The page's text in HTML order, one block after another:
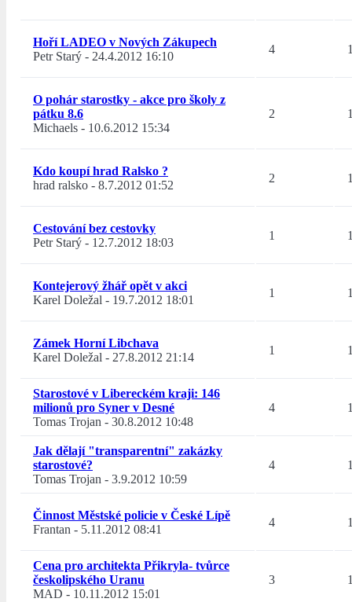
Hoří LADEO v Nových Zákupech
Petr Starý - 24.4.2012 16:10
4
O pohár starostky - akce pro školy z
pátku 8.6
Michaels - 10.6.2012 15:34
2
Kdo koupí hrad Ralsko ?
hrad ralsko - 8.7.2012 01:52
2
Cestování bez cestovky
Petr Starý - 12.7.2012 18:03
1
Kontejerový žhář opět v akci
Karel Doležal - 19.7.2012 18:01
1
Zámek Horní Libchava
Karel Doležal - 27.8.2012 21:14
1
Starostové v Libereckém kraji: 146
milionů pro Syner v Desné
Tomas Trojan - 30.8.2012 10:48
4
Jak dělají "transparentní" zakázky
starostové?
Tomas Trojan - 3.9.2012 10:59
4
Činnost Městské policie v České Lípě
Frantan - 5.11.2012 08:41
4
Cena pro architekta Přikryla- tvůrce
českolipského Uranu
MAD - 10.11.2012 15:01
3